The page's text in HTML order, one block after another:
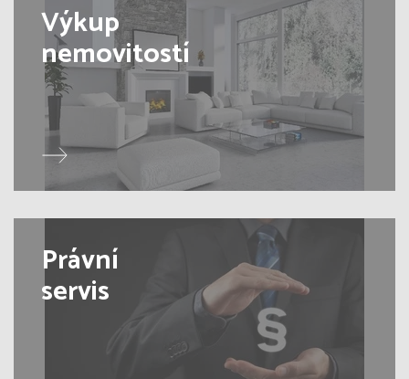
Výkup
nemovitostí
Právní
servis